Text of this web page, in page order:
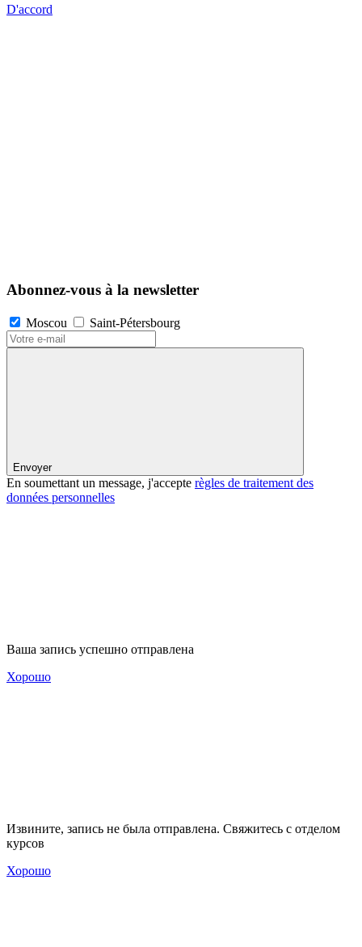
D'accord
Abonnez-vous à la newsletter
Moscou Saint-Pétersbourg
Envoyer
En soumettant un message, j'accepte règles de traitement des
données personnelles
Ваша запись успешно отправлена
Хорошо
Извините, запись не была отправлена. Свяжитесь с отделом
курсов
Хорошо